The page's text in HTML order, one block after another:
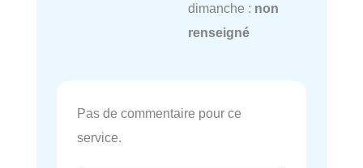
dimanche : non
renseigné
Pas de commentaire pour ce
service.